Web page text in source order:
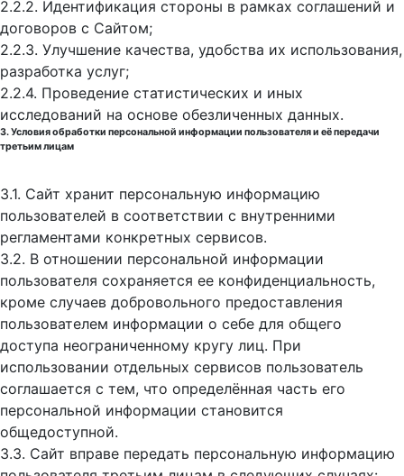
2.2.2. Идентификация стороны в рамках соглашений и
договоров с Сайтом;
2.2.3. Улучшение качества, удобства их использования,
разработка услуг;
2.2.4. Проведение статистических и иных
исследований на основе обезличенных данных.
3. Условия обработки персональной информации пользователя и её передачи
третьим лицам
3.1. Сайт хранит персональную информацию
пользователей в соответствии с внутренними
регламентами конкретных сервисов.
3.2. В отношении персональной информации
пользователя сохраняется ее конфиденциальность,
кроме случаев добровольного предоставления
пользователем информации о себе для общего
доступа неограниченному кругу лиц. При
использовании отдельных сервисов пользователь
соглашается с тем, что определённая часть его
персональной информации становится
общедоступной.
3.3. Сайт вправе передать персональную информацию